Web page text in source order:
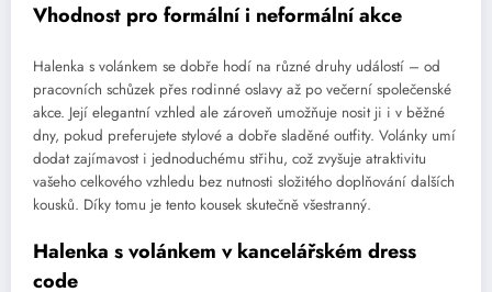
Vhodnost pro formální i neformální akce
Halenka s volánkem se dobře hodí na různé druhy událostí – od
pracovních schůzek přes rodinné oslavy až po večerní společenské
akce. Její elegantní vzhled ale zároveň umožňuje nosit ji i v běžné
dny, pokud preferujete stylové a dobře sladěné outfity. Volánky umí
dodat zajímavost i jednoduchému střihu, což zvyšuje atraktivitu
vašeho celkového vzhledu bez nutnosti složitého doplňování dalších
kousků. Díky tomu je tento kousek skutečně všestranný.
Halenka s volánkem v kancelářském dress
code